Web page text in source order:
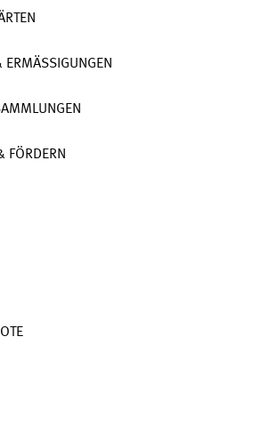
ERMÄSSIGUNGEN
FÖRDERN